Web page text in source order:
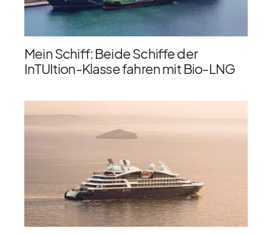
Mein Schiff: Beide Schiffe der
InTUItion-Klasse fahren mit Bio-LNG